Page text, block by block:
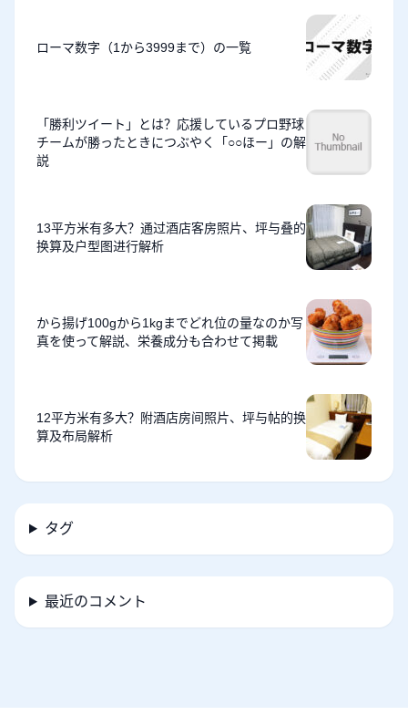
ローマ数字（1から3999まで）の一覧
「勝利ツイート」とは？応援しているプロ野球
チームが勝ったときにつぶやく「○○ほー」の解
説
13平方米有多大？通过酒店客房照片、坪与叠的
换算及户型图进行解析
から揚げ100gから1kgまでどれ位の量なのか写
真を使って解説、栄養成分も合わせて掲載
12平方米有多大？附酒店房间照片、坪与帖的换
算及布局解析
タグ
最近のコメント